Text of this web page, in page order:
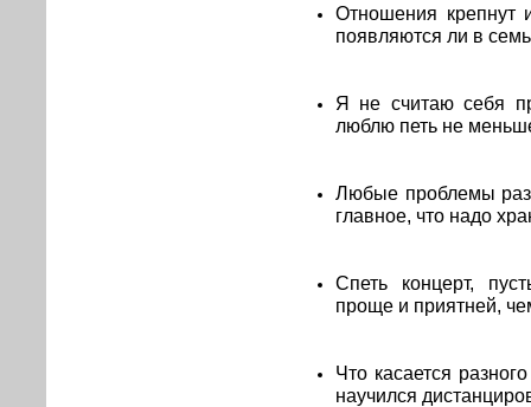
Отношения крепнут
появляются ли в
Я не считаю себя
люблю петь не
Любые проблемы
главное, что надо
Спеть концерт,
проще и приятней,
Что касается
научился